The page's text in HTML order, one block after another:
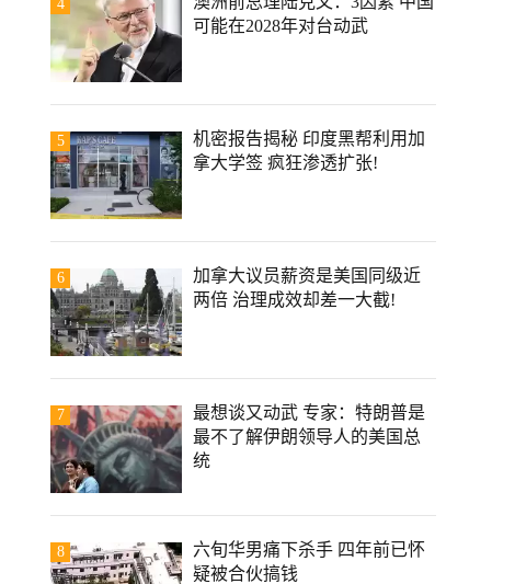
4
可能在2028年对台动武
5
机密报告揭秘 印度黑帮利用加
拿大学签 疯狂渗透扩张!
6
加拿大议员薪资是美国同级近
两倍 治理成效却差一大截!
7
最想谈又动武 专家：特朗普是
最不了解伊朗领导人的美国总
统
8
六旬华男痛下杀手 四年前已怀
疑被合伙搞钱